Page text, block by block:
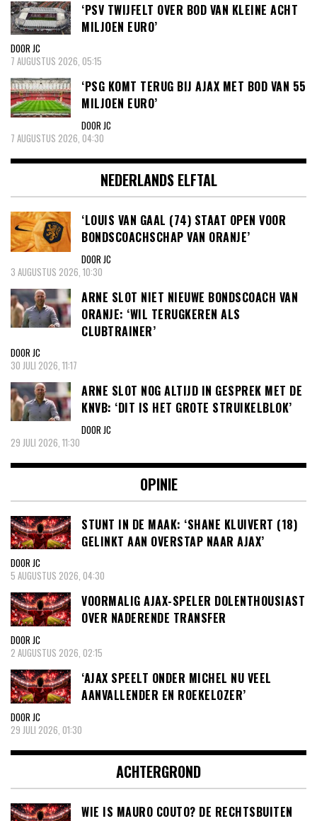
‘PSV TWIJFELT OVER BOD VAN KLEINE ACHT
MILJOEN EURO’
DOOR JC
7 AUGUSTUS 2026, 05:15
‘PSG KOMT TERUG BIJ AJAX MET BOD VAN 55
MILJOEN EURO’
DOOR JC
7 AUGUSTUS 2026, 04:30
NEDERLANDS ELFTAL
‘LOUIS VAN GAAL (74) STAAT OPEN VOOR
BONDSCOACHSCHAP VAN ORANJE’
DOOR JC
3 AUGUSTUS 2026, 10:30
ARNE SLOT NIET NIEUWE BONDSCOACH VAN
ORANJE: ‘WIL TERUGKEREN ALS
CLUBTRAINER’
DOOR JC
30 JULI 2026, 11:17
ARNE SLOT NOG ALTIJD IN GESPREK MET DE
KNVB: ‘DIT IS HET GROTE STRUIKELBLOK’
DOOR JC
29 JULI 2026, 11:30
OPINIE
STUNT IN DE MAAK: ‘SHANE KLUIVERT (18)
GELINKT AAN OVERSTAP NAAR AJAX’
DOOR JC
5 AUGUSTUS 2026, 04:30
VOORMALIG AJAX-SPELER DOLENTHOUSIAST
OVER NADERENDE TRANSFER
DOOR JC
2 AUGUSTUS 2026, 02:15
‘AJAX SPEELT ONDER MICHEL NU VEEL
AANVALLENDER EN ROEKELOZER’
DOOR JC
29 JULI 2026, 01:30
ACHTERGROND
WIE IS MAURO COUTO? DE RECHTSBUITEN